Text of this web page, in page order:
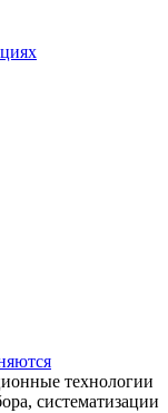
технологии
систематизации